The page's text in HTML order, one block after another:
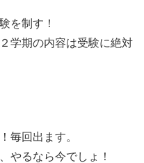
を制す！
学期の内容は受験に絶対
毎回出ます。
やるなら今でしょ！